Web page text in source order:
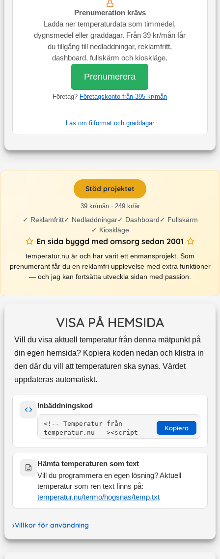
Prenumeration krävs
Ladda ner temperaturdata som timmedel,
dygnsmedel eller graddagar. Från 39 kr/mån får
du tillgång till nedladdningar, reklamfritt,
dashboard, fullskärm och kioskläge.
Prenumerera
Företag? Företagskonto från 395 kr/mån
Läs om filformat och graddagar
Stöd projektet
39 kr/mån · 249 kr/år
✓ Reklamfritt✓ Nedladdningar✓ Dashboard✓ Fullskärm
✓ Kioskläge
En sida byggd med omsorg sedan 2001
temperatur.nu är och har varit ett enmansprojekt. Som
prenumerant får du en reklamfri upplevelse med extra funktioner
— och jag kan fortsätta utveckla sidan med passion.
VISA PÅ HEMSIDA
Vill du visa aktuell temperatur från denna mätpunkt på
din egen hemsida? Kopiera koden nedan och klistra in
den där du vill att temperaturen ska synas. Värdet
uppdateras automatiskt.
Inbäddningskod
Kopiera
Hämta temperaturen som text
Vill du programmera en egen lösning? Aktuell
temperatur som ren text finns på:
temperatur.nu/termo/hogsnas/temp.txt
Villkor för användning